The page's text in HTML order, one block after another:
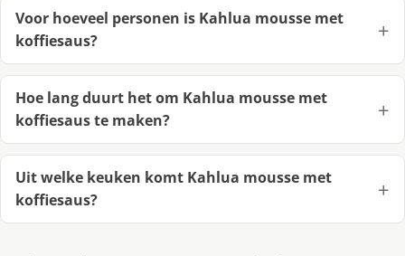
Voor hoeveel personen is Kahlua mousse met
koffiesaus?
Hoe lang duurt het om Kahlua mousse met
koffiesaus te maken?
Uit welke keuken komt Kahlua mousse met
koffiesaus?